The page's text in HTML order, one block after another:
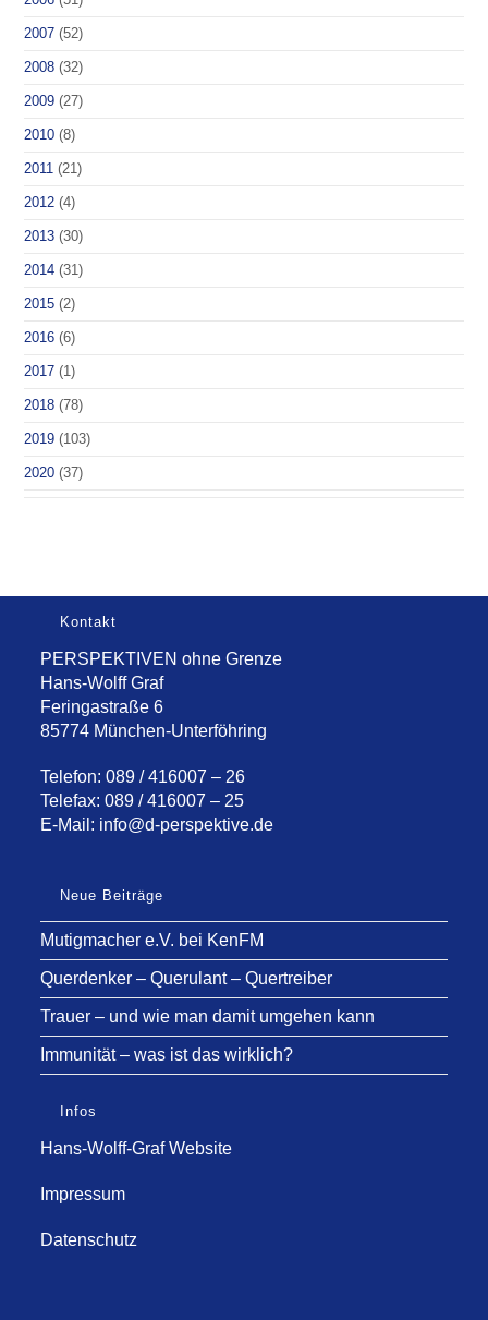
2007 (52)
2008 (32)
2009 (27)
2010 (8)
2011 (21)
2012 (4)
2013 (30)
2014 (31)
2015 (2)
2016 (6)
2017 (1)
2018 (78)
2019 (103)
2020 (37)
Kontakt
PERSPEKTIVEN ohne Grenze
Hans-Wolff Graf
Feringastraße 6
85774 München-Unterföhring
Telefon: 089 / 416007 – 26
Telefax: 089 / 416007 – 25
E-Mail: info@d-perspektive.de
Neue Beiträge
Mutigmacher e.V. bei KenFM
Querdenker – Querulant – Quertreiber
Trauer – und wie man damit umgehen kann
Immunität – was ist das wirklich?
Infos
Hans-Wolff-Graf Website
Impressum
Datenschutz